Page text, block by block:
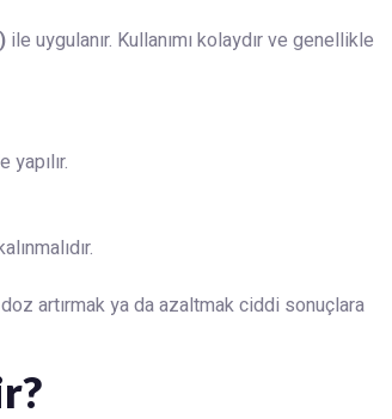
ile uygulanır. Kullanımı kolaydır ve genellikle
artırmak ya da azaltmak ciddi sonuçlara